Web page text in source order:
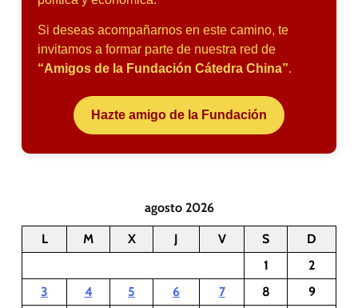
Si deseas acompañarnos en este camino, te
invitamos a formar parte de nuestra red de
“Amigos de la Fundación Cátedra China”.
Hazte amigo de la Fundación
agosto 2026
L M X J V S
D
1
2
3
4 5 6 7 8
9